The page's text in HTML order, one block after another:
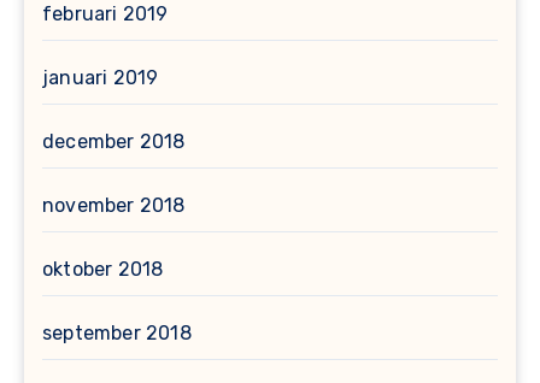
februari 2019
januari 2019
december 2018
november 2018
oktober 2018
september 2018